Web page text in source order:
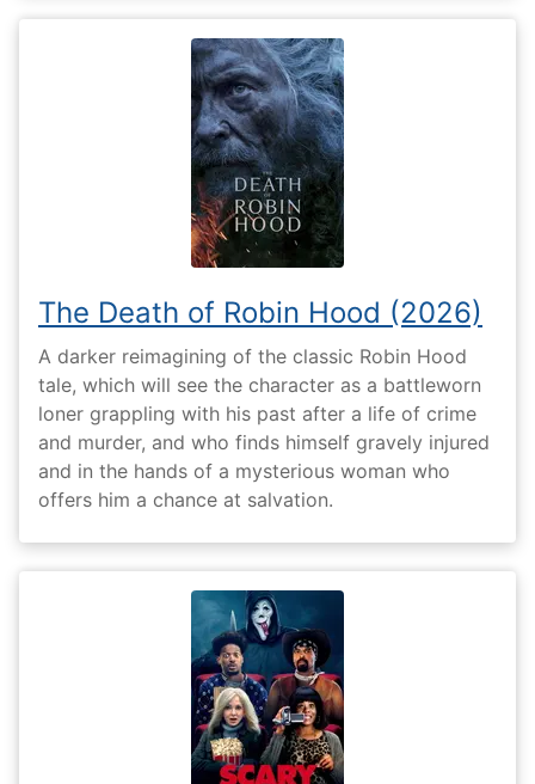
The Death of Robin Hood (2026)
A darker reimagining of the classic Robin Hood
tale, which will see the character as a battleworn
loner grappling with his past after a life of crime
and murder, and who finds himself gravely injured
and in the hands of a mysterious woman who
offers him a chance at salvation.